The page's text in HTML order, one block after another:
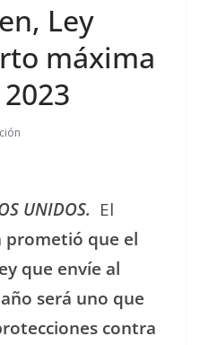
Ley
máxima
UNIDOS. El
prometió que el
que envíe al
será uno que
contra